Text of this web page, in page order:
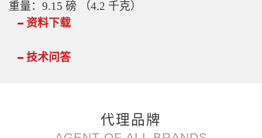
重量：9.15 磅 （4.2 千克）
资料下载
技术问答
代理品牌